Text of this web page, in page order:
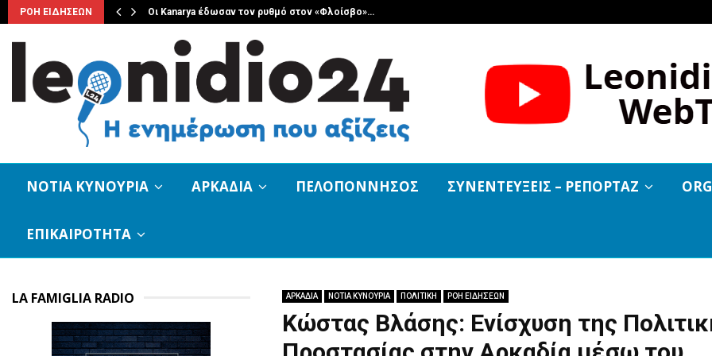
ΡΟΗ ΕΙΔΗΣΕΩΝ
8… Οι Kanarya έδωσαν τον ρυθμό στον «Φλοίσβο»…
ΝΟΤΙΑ ΚΥΝΟΥΡΙΑ ΑΡΚΑΔΙΑ ΠΕΛΟΠΟΝΝΗΣΟΣ ΣΥΝΕΝΤΕΥΞΕΙΣ – ΡΕΠΟΡΤΑΖ
ΕΠΙΚΑΙΡΟΤΗΤΑ
ΑΡΚΑΔΙΑ ΝΟΤΙΑ ΚΥΝΟΥΡΙΑ ΠΟΛΙΤΙΚΗ ΡΟΗ ΕΙΔΗΣΕΩΝ
Κώστας Βλάσης: Ενίσχυση της
LA FAMIGLIA RADIO